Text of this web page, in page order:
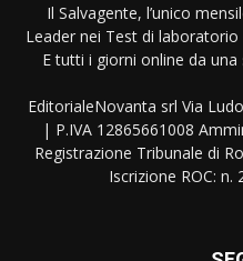
Il Salvagente, l’unico
Leader nei Test di
E tutti i giorni online da
EditorialeNovanta srl Via
| P.IVA 12865661008
Registrazione Tribunale di
Iscrizione ROC: n.